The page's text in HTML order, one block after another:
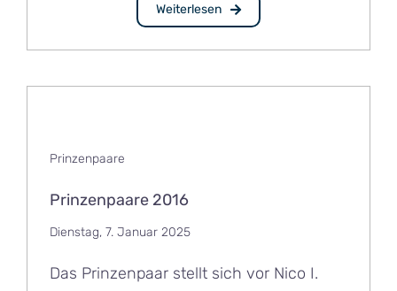
Weiterlesen
Prinzenpaare
Prinzenpaare 2016
Dienstag, 7. Januar 2025
Das Prinzenpaar stellt sich vor Nico I.